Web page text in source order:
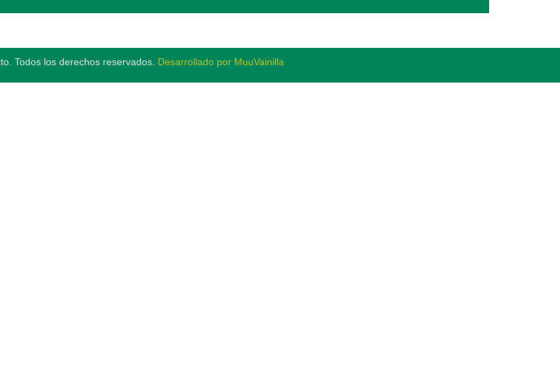
Todos los derechos reservados. Desarrollado por MuuVainilla